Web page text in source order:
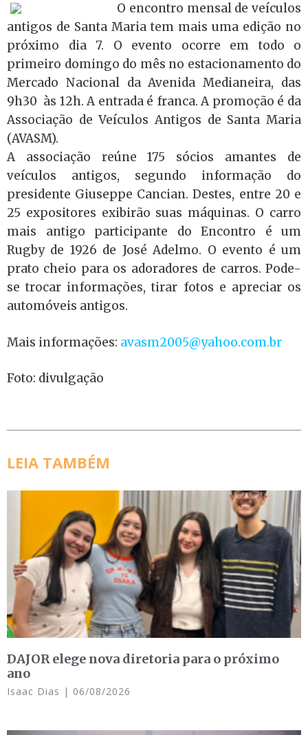
O encontro mensal de veículos
antigos de Santa Maria tem mais uma edição no
próximo dia 7. O evento ocorre em todo o
primeiro domingo do mês no estacionamento do
Mercado Nacional da Avenida Medianeira, das
9h30 às 12h. A entrada é franca. A promoção é da
Associação de Veículos Antigos de Santa Maria
(AVASM).
A associação reúne 175 sócios amantes de
veículos antigos, segundo informação do
presidente Giuseppe Cancian. Destes, entre 20 e
25 expositores exibirão suas máquinas. O carro
mais antigo participante do Encontro é um
Rugby de 1926 de José Adelmo. O evento é um
prato cheio para os adoradores de carros. Pode-
se trocar informações, tirar fotos e apreciar os
automóveis antigos.
Mais informações: avasm2005@yahoo.com.br
Foto: divulgação
LEIA TAMBÉM
DAJOR elege nova diretoria para o próximo
ano
Isaac Dias 06/08/2026